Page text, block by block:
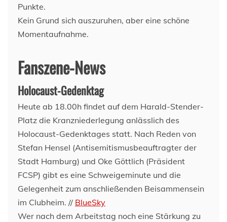
Punkte.
Kein Grund sich auszuruhen, aber eine schöne
Momentaufnahme.
Fanszene-News
Holocaust-Gedenktag
Heute ab 18.00h findet auf dem Harald-Stender-
Platz die Kranzniederlegung anlässlich des
Holocaust-Gedenktages statt. Nach Reden von
Stefan Hensel (Antisemitismusbeauftragter der
Stadt Hamburg) und Oke Göttlich (Präsident
FCSP) gibt es eine Schweigeminute und die
Gelegenheit zum anschließenden Beisammensein
im Clubheim. // BlueSky
Wer nach dem Arbeitstag noch eine Stärkung zu